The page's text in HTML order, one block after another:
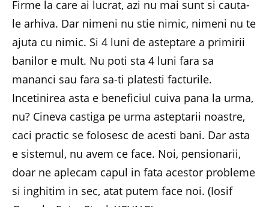
Firme la care ai lucrat, azi nu mai sunt si cauta-
le arhiva. Dar nimeni nu stie nimic, nimeni nu te
ajuta cu nimic. Si 4 luni de asteptare a primirii
banilor e mult. Nu poti sta 4 luni fara sa
mananci sau fara sa-ti platesti facturile.
Incetinirea asta e beneficiul cuiva pana la urma,
nu? Cineva castiga pe urma asteptarii noastre,
caci practic se folosesc de acesti bani. Dar asta
e sistemul, nu avem ce face. Noi, pensionarii,
doar ne aplecam capul in fata acestor probleme
si inghitim in sec, atat putem face noi. (Iosif